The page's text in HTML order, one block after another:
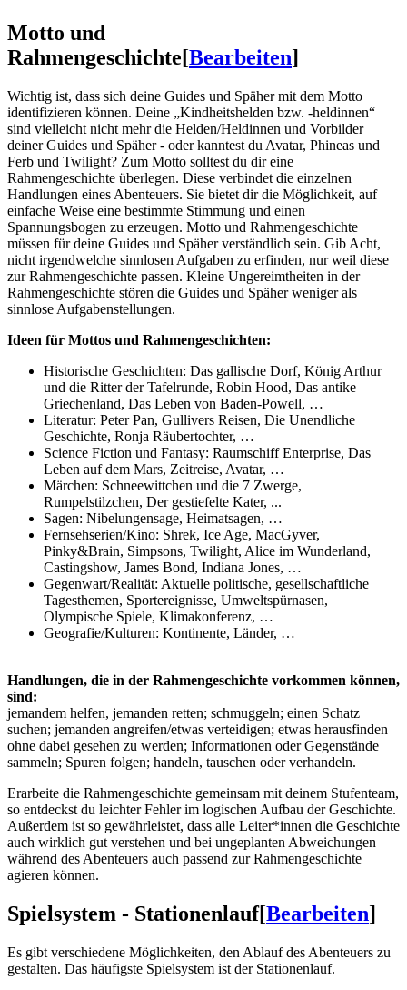
Motto und
Rahmengeschichte[Bearbeiten]
Wichtig ist, dass sich deine Guides und Späher mit dem Motto
identifizieren können. Deine „Kindheitshelden bzw. -heldinnen“
sind vielleicht nicht mehr die Helden/Heldinnen und Vorbilder
deiner Guides und Späher - oder kanntest du Avatar, Phineas und
Ferb und Twilight? Zum Motto solltest du dir eine
Rahmengeschichte überlegen. Diese verbindet die einzelnen
Handlungen eines Abenteuers. Sie bietet dir die Möglichkeit, auf
einfache Weise eine bestimmte Stimmung und einen
Spannungsbogen zu erzeugen. Motto und Rahmengeschichte
müssen für deine Guides und Späher verständlich sein. Gib Acht,
nicht irgendwelche sinnlosen Aufgaben zu erfinden, nur weil diese
zur Rahmengeschichte passen. Kleine Ungereimtheiten in der
Rahmengeschichte stören die Guides und Späher weniger als
sinnlose Aufgabenstellungen.
Ideen für Mottos und Rahmengeschichten:
Historische Geschichten: Das gallische Dorf, König Arthur
und die Ritter der Tafelrunde, Robin Hood, Das antike
Griechenland, Das Leben von Baden-Powell, …
Literatur: Peter Pan, Gullivers Reisen, Die Unendliche
Geschichte, Ronja Räubertochter, …
Science Fiction und Fantasy: Raumschiff Enterprise, Das
Leben auf dem Mars, Zeitreise, Avatar, …
Märchen: Schneewittchen und die 7 Zwerge,
Rumpelstilzchen, Der gestiefelte Kater, ...
Sagen: Nibelungensage, Heimatsagen, …
Fernsehserien/Kino: Shrek, Ice Age, MacGyver,
Pinky&Brain, Simpsons, Twilight, Alice im Wunderland,
Castingshow, James Bond, Indiana Jones, …
Gegenwart/Realität: Aktuelle politische, gesellschaftliche
Tagesthemen, Sportereignisse, Umweltspürnasen,
Olympische Spiele, Klimakonferenz, …
Geografie/Kulturen: Kontinente, Länder, …
Handlungen, die in der Rahmengeschichte vorkommen können,
sind:
jemandem helfen, jemanden retten; schmuggeln; einen Schatz
suchen; jemanden angreifen/etwas verteidigen; etwas herausfinden
ohne dabei gesehen zu werden; Informationen oder Gegenstände
sammeln; Spuren folgen; handeln, tauschen oder verhandeln.
Erarbeite die Rahmengeschichte gemeinsam mit deinem Stufenteam,
so entdeckst du leichter Fehler im logischen Aufbau der Geschichte.
Außerdem ist so gewährleistet, dass alle Leiter*innen die Geschichte
auch wirklich gut verstehen und bei ungeplanten Abweichungen
während des Abenteuers auch passend zur Rahmengeschichte
agieren können.
Spielsystem - Stationenlauf[Bearbeiten]
Es gibt verschiedene Möglichkeiten, den Ablauf des Abenteuers zu
gestalten. Das häufigste Spielsystem ist der Stationenlauf.